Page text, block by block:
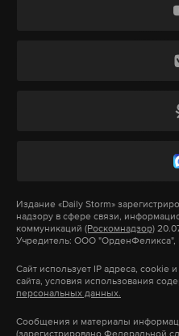
в нее встроен. Один
Вряд ли орудие сможет
типа самолетов и
беспилотников пушка
противниками», —
С законопроектом по
Ранее демократы уже
и американского
финансирования. Так,
год, нужно запретить
каких-либо
в сфере киберугроз. По
Издание «Daily Storm»
надзору в сфере связи,
коммуникаций (Роскомнадзор)
Учредитель: ООО "ОрденФеликса",
Сайт использует IP адреса, cookie
сайта, условия использования
персональных данных.
Сообщения и материалы
(зарегистрировано Федеральной